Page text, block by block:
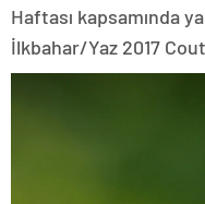
Haftası kapsamında
İlkbahar/Yaz 2017